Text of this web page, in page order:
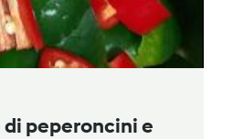
peperoncini e